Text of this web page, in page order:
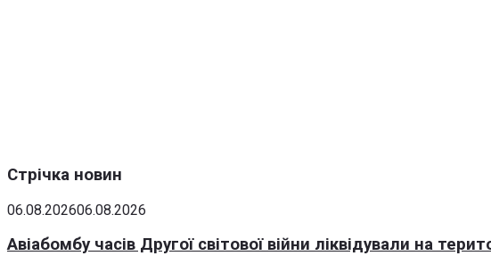
Стрічка новин
06.08.202606.08.2026
Авіабомбу часів Другої світової війни ліквідували на